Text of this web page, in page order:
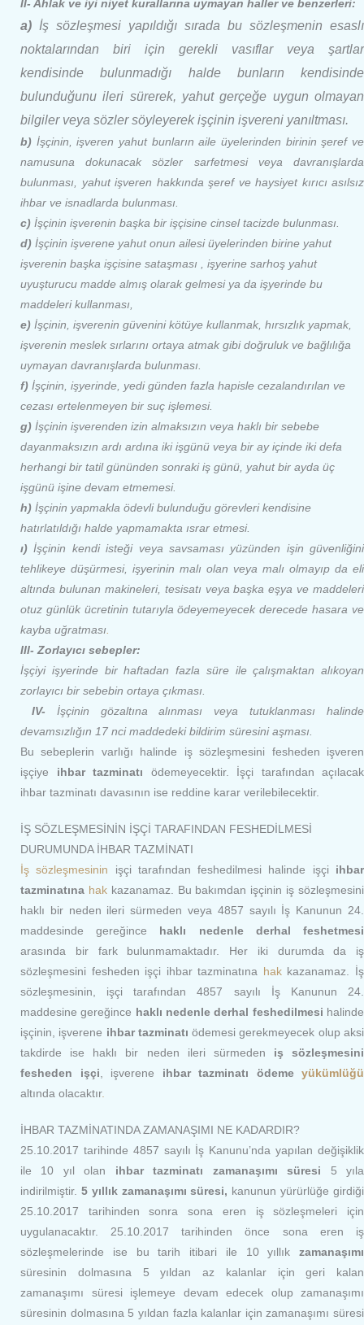
II- Ahlak ve iyi niyet kurallarına uymayan haller ve benzerleri:
a) İş sözleşmesi yapıldığı sırada bu sözleşmenin esaslı
noktalarından biri için gerekli vasıflar veya şartlar
kendisinde bulunmadığı halde bunların kendisinde
bulunduğunu ileri sürerek, yahut gerçeğe uygun olmayan
bilgiler veya sözler söyleyerek işçinin işvereni yanıltması.
b) İşçinin, işveren yahut bunların aile üyelerinden birinin şeref ve
namusuna dokunacak sözler sarfetmesi veya davranışlarda
bulunması, yahut işveren hakkında şeref ve haysiyet kırıcı asılsız
ihbar ve isnadlarda bulunması.
c) İşçinin işverenin başka bir işçisine cinsel tacizde bulunması.
d) İşçinin işverene yahut onun ailesi üyelerinden birine yahut
işverenin başka işçisine sataşması , işyerine sarhoş yahut
uyuşturucu madde almış olarak gelmesi ya da işyerinde bu
maddeleri kullanması,
e) İşçinin, işverenin güvenini kötüye kullanmak, hırsızlık yapmak,
işverenin meslek sırlarını ortaya atmak gibi doğruluk ve bağlılığa
uymayan davranışlarda bulunması.
f) İşçinin, işyerinde, yedi günden fazla hapisle cezalandırılan ve
cezası ertelenmeyen bir suç işlemesi.
g) İşçinin işverenden izin almaksızın veya haklı bir sebebe
dayanmaksızın ardı ardına iki işgünü veya bir ay içinde iki defa
herhangi bir tatil gününden sonraki iş günü, yahut bir ayda üç
işgünü işine devam etmemesi.
h) İşçinin yapmakla ödevli bulunduğu görevleri kendisine
hatırlatıldığı halde yapmamakta ısrar etmesi.
ı) İşçinin kendi isteği veya savsaması yüzünden işin güvenliğini
tehlikeye düşürmesi, işyerinin malı olan veya malı olmayıp da eli
altında bulunan makineleri, tesisatı veya başka eşya ve maddeleri
otuz günlük ücretinin tutarıyla ödeyemeyecek derecede hasara ve
kayba uğratması
III- Zorlayıcı sebepler:
İşçiyi işyerinde bir haftadan fazla süre ile çalışmaktan alıkoyan
zorlayıcı bir sebebin ortaya çıkması.
IV- İşçinin gözaltına alınması veya tutuklanması halinde
devamsızlığın 17 nci maddedeki bildirim süresini aşması.
Bu sebeplerin varlığı halinde iş sözleşmesini fesheden işveren
işçiye ihbar tazminatı ödemeyecektir. İşçi tarafından açılacak
ihbar tazminatı davasının ise reddine karar verilebilecektir.
İŞ SÖZLEŞMESİNİN İŞÇİ TARAFINDAN FESHEDİLMESİ
DURUMUNDA İHBAR TAZMİNATI
İş sözleşmesinin işçi tarafından feshedilmesi halinde işçi ihbar
tazminatına hakkazanamaz. Bu bakımdan işçinin iş sözleşmesini
haklı bir neden ileri sürmeden veya 4857 sayılı İş Kanunun 24.
maddesinde gereğince
haklı nedenle derhal feshetmesi
arasında bir fark bulunmamaktadır. Her iki durumda da iş
sözleşmesini fesheden işçi ihbar tazminatına
hakkazanamaz. İş
sözleşmesinin, işçi tarafından 4857 sayılı İş Kanunun 24.
maddesine gereğince haklı nedenle derhal feshedilmesi halinde
işçinin, işverene ihbar tazminatı ödemesi gerekmeyecek olup aksi
takdirde ise haklı bir neden ileri sürmeden iş sözleşmesini
fesheden işçi , işverene ihbar tazminatı ödeme yükümlüğü
altında olacaktır.
İHBAR TAZMİNATINDA ZAMANAŞIMI NE KADARDIR?
25.10.2017 tarihinde 4857 sayılı İş Kanunu’nda yapılan değişiklik
ile 10 yıl olan ihbar tazminatı zamanaşımı süresi 5 yıla
indirilmiştir. 5 yıllık zamanaşımı süresi, kanunun yürürlüğe girdiği
25.10.2017 tarihinden sonra sona eren iş sözleşmeleri için
uygulanacaktır. 25.10.2017 tarihinden önce sona eren iş
sözleşmelerinde ise bu tarih itibari ile 10 yıllık zamanaşımı
süresinin dolmasına 5 yıldan az kalanlar için geri kalan
zamanaşımı süresi işlemeye devam edecek olup zamanaşımı
süresinin dolmasına 5 yıldan fazla kalanlar için zamanaşımı süresi